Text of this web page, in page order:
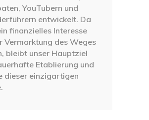
YouTubern und
entwickelt. Da
finanzielles Interesse
Vermarktung des Weges
bleibt unser Hauptziel
Etablierung und
dieser einzigartigen